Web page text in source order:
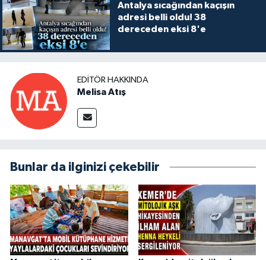
Antalya sıcağından kaçışın
adresi belli oldu! 38
dereceden eksi 8'e
EDITÖR HAKKINDA
Melisa Atış
Bunlar da ilginizi çekebilir